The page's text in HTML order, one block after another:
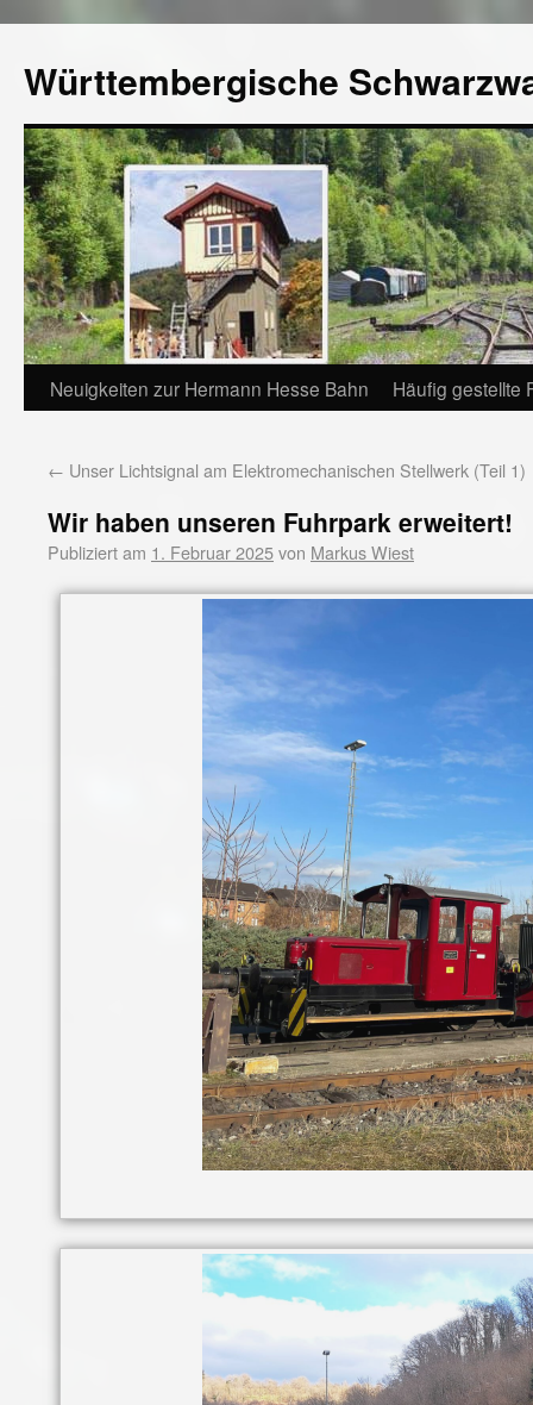
Württembergische
Neuigkeiten zur Hermann Hesse Bahn Häufig gestellte
← Unser Lichtsignal am Elektromechanischen Stellwerk (Teil 1)
Wir haben unseren Fuhrpark erweitert!
Publiziert am 1. Februar 2025von Markus Wiest